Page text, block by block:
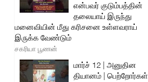
என்பவர் குடும்பத்தின்
தலையாய் இருந்து
மனைவியின் மீது கரிசனை உள்ளவராய்
இருக்க வேண்டும்
சகரியா பூணன்
மார்ச் 12 | அனுதின
தியானம் | பெற்றோர்கள்